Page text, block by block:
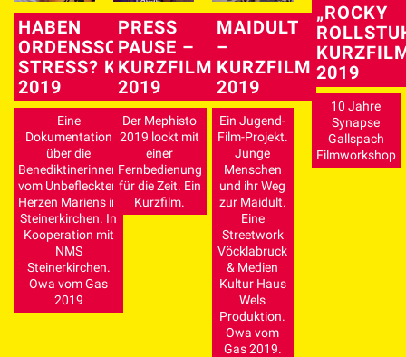
HABEN
ORDENSSCHWESTERN
STRESS? KURZDOKU
2019
Eine
Dokumentation
über die
Benediktinerinnen
vom Unbefleckten
Herzen Mariens in
Steinerkirchen. In
Kooperation mit
NMS
Steinerkirchen.
Owa vom Gas
2019
PRESS
PAUSE –
KURZFILM
2019
Der Mephisto
2019 lockt mit
einer
Fernbedienung
für die Zeit. Ein
Kurzfilm.
MAIDULT
–
KURZFILM
2019
Ein Jugend-
Film-Projekt.
Junge
Menschen
und ihr Weg
zur Maidult.
Eine
Streetwork
Vöcklabruck
& Medien
Kultur Haus
Wels
Produktion.
Owa vom
Gas 2019.
„ROCKY
2019
10 Jahre
Synapse
Gallspach
Filmworkshop